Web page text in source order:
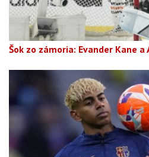
Šok zo zámoria: Evander Kane a